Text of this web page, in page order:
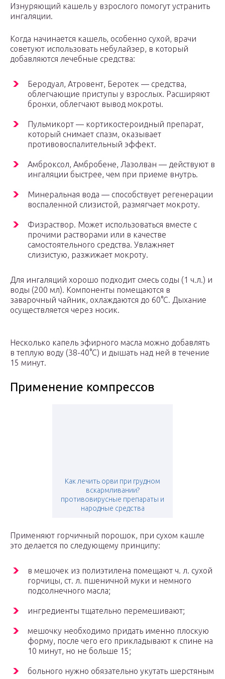
Изнуряющий кашель у взрослого помогут устранить
ингаляции.
Когда начинается кашель, особенно сухой, врачи
советуют использовать небулайзер, в который
добавляются лечебные средства:
Беродуал, Атровент, Беротек — средства,
облегчающие приступы у взрослых. Расширяют
бронхи, облегчают вывод мокроты.
Пульмикорт — кортикостероидный препарат,
который снимает спазм, оказывает
противовоспалительный эффект.
Амброксол, Амбробене, Лазолван — действуют в
ингаляции быстрее, чем при приеме внутрь.
Минеральная вода — способствует регенерации
воспаленной слизистой, размягчает мокроту.
Физраствор. Может использоваться вместе с
прочими растворами или в качестве
самостоятельного средства. Увлажняет
слизистую, разжижает мокроту.
Для ингаляций хорошо подходит смесь соды (1 ч.л.) и
воды (200 мл). Компоненты помещаются в
заварочный чайник, охлаждаются до 60°C. Дыхание
осуществляется через носик.
Несколько капель эфирного масла можно добавлять
в теплую воду (38-40°C) и дышать над ней в течение
15 минут.
Применение компрессов
Как лечить орви при грудном
вскармливании?
противовирусные препараты и
народные средства
Применяют горчичный порошок, при сухом кашле
это делается по следующему принципу:
в мешочек из полиэтилена помещают ч. л. сухой
горчицы, ст. л. пшеничной муки и немного
подсолнечного масла;
ингредиенты тщательно перемешивают;
мешочку необходимо придать именно плоскую
форму, после чего его прикладывают к спине на
10 минут, но не больше 15;
больного нужно обязательно укутать шерстяным